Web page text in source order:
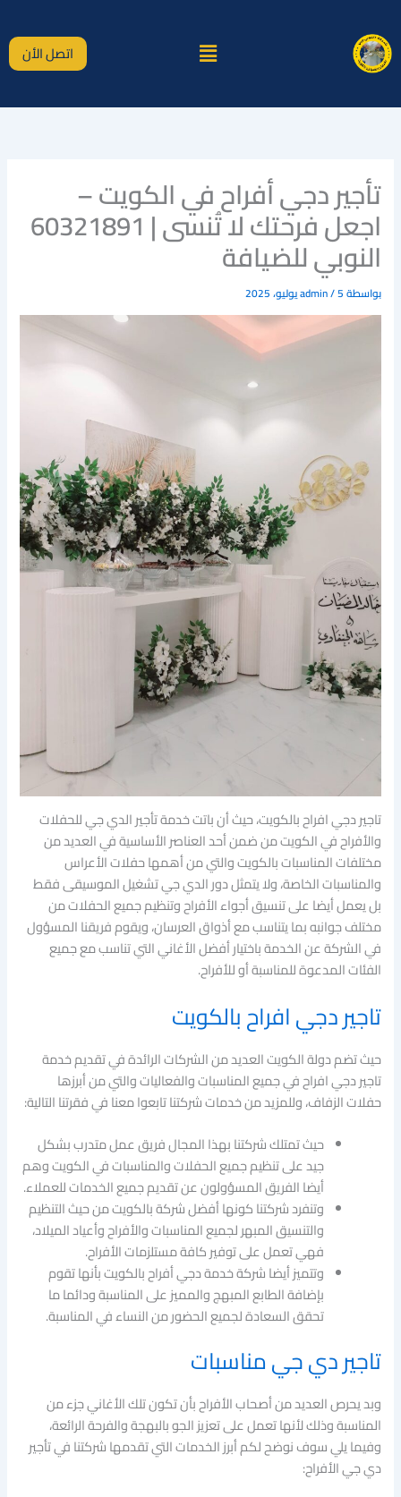
المحتوى
القائمة اتصل الأن
تأجير دجي أفراح في الكويت –
اجعل فرحتك لا تُنسى | 60321891
النوبي للضيافة
بواسطة admin/5 يوليو، 2025
تاجير دجي افراح بالكويت، حيث أن باتت خدمة تأجير الدي جي للحفلات
والأفراح في الكويت من ضمن أحد العناصر الأساسية في العديد من
مختلفات المناسبات بالكويت والتي من أهمها حفلات الأعراس
والمناسبات الخاصة، ولا يتمثل دور الدي جي تشغيل الموسيقى فقط
بل يعمل أيضا على تنسيق أجواء الأفراح وتنظيم جميع الحفلات من
مختلف جوانبه بما يتناسب مع أذواق العرسان، ويقوم فريقنا المسؤول
في الشركة عن الخدمة باختيار أفضل الأغاني التي تناسب مع جميع
الفئات المدعوة للمناسبة أو للأفراح.
تاجير دجي افراح بالكويت
حيث تضم دولة الكويت العديد من الشركات الرائدة في تقديم خدمة
تاجير دجي افراح في جميع المناسبات والفعاليات والتي من أبرزها
حفلات الزفاف، وللمزيد من خدمات شركتنا تابعوا معنا في فقرتنا التالية:
حيث تمتلك شركتنا بهذا المجال فريق عمل متدرب بشكل
جيد على تنظيم جميع الحفلات والمناسبات في الكويت وهم
أيضا الفريق المسؤولون عن تقديم جميع الخدمات للعملاء.
وتنفرد شركتنا كونها أفضل شركة بالكويت من حيث التنظيم
والتنسيق المبهر لجميع المناسبات والأفراح وأعياد الميلاد،
فهي تعمل على توفير كافة مستلزمات الأفراح.
وتتميز أيضا شركة خدمة دجي أفراح بالكويت بأنها تقوم
بإضافة الطابع المبهج والمميز على المناسبة ودائما ما
تحقق السعادة لجميع الحضور من النساء في المناسبة.
تاجير دي جي مناسبات
وبد يحرص العديد من أصحاب الأفراح بأن تكون تلك الأغاني جزء من
المناسبة وذلك لأنها تعمل على تعزيز الجو بالبهجة والفرحة الرائعة،
وفيما يلي سوف نوضح لكم أبرز الخدمات التي تقدمها شركتنا في تأجير
دي جي الأفراح: